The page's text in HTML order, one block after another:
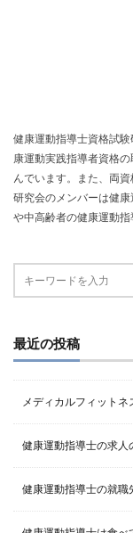
健康運動指導士資格試
康運動実践指導者資格
んでいます。また、両
研究会のメンバーは健
や中高齢者の健康運動指
最近の投稿
メディカルフィット
健康運動指導士の求人
健康運動指導士の就職